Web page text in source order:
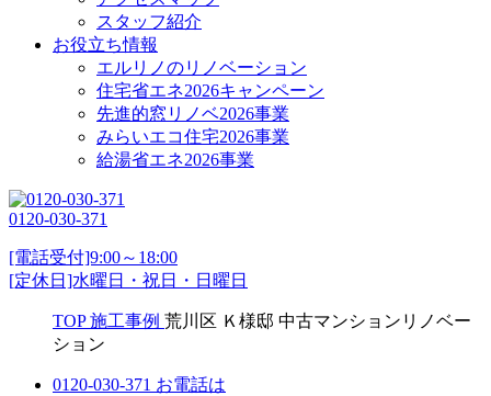
スタッフ紹介
お役立ち情報
エルリノのリノベーション
住宅省エネ2026キャンペーン
先進的窓リノベ2026事業
みらいエコ住宅2026事業
給湯省エネ2026事業
0120-030-371
[電話受付]9:00～18:00
[定休日]水曜日・祝日・日曜日
TOP 施工事例 荒川区 Ｋ様邸 中古マンションリノベー
ション
0120-030-371 お電話は